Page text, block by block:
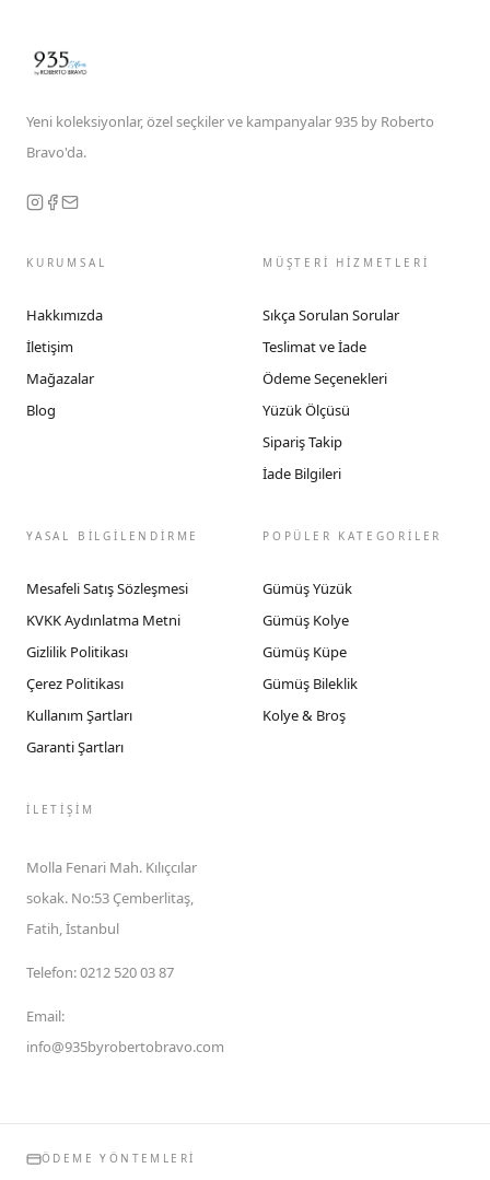
Yeni koleksiyonlar, özel seçkiler ve kampanyalar 935 by Roberto
Bravo'da.
KURUMSAL
Hakkımızda
İletişim
Mağazalar
Blog
MÜŞTERİ HİZMETLERİ
Sıkça Sorulan Sorular
Teslimat ve İade
Ödeme Seçenekleri
Yüzük Ölçüsü
Sipariş Takip
İade Bilgileri
YASAL BİLGİLENDİRME
Mesafeli Satış Sözleşmesi
KVKK Aydınlatma Metni
Gizlilik Politikası
Çerez Politikası
Kullanım Şartları
Garanti Şartları
POPÜLER KATEGORİLER
Gümüş Yüzük
Gümüş Kolye
Gümüş Küpe
Gümüş Bileklik
Kolye & Broş
İLETIŞIM
Molla Fenari Mah. Kılıçcılar
sokak. No:53 Çemberlitaş,
Fatih, İstanbul
Telefon:0212 520 03 87
Email:
info@935byrobertobravo.com
ÖDEME YÖNTEMLERI